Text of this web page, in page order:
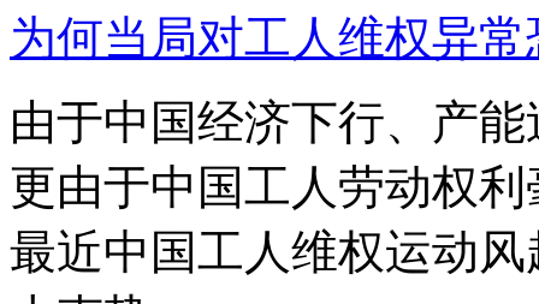
为何当局对工人维权异
由于中国经济下行、产
更由于中国工人劳动权
最近中国工人维权运动